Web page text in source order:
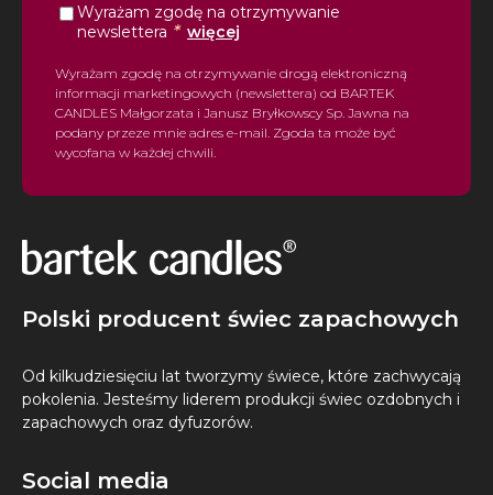
Wyrażam zgodę na otrzymywanie
newslettera * więcej
Wyrażam zgodę na otrzymywanie drogą elektroniczną
informacji marketingowych (newslettera) od BARTEK
CANDLES Małgorzata i Janusz Bryłkowscy Sp. Jawna na
podany przeze mnie adres e-mail. Zgoda ta może być
wycofana w każdej chwili.
Polski producent świec zapachowych
Od kilkudziesięciu lat tworzymy świece, które zachwycają
pokolenia. Jesteśmy liderem produkcji świec ozdobnych i
zapachowych oraz dyfuzorów.
Social media